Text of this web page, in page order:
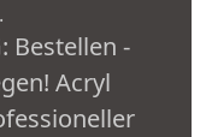
Bestellen -
Acryl